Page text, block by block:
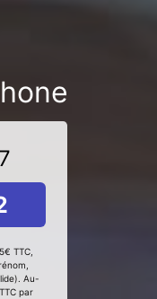
TTC,
Au-
par